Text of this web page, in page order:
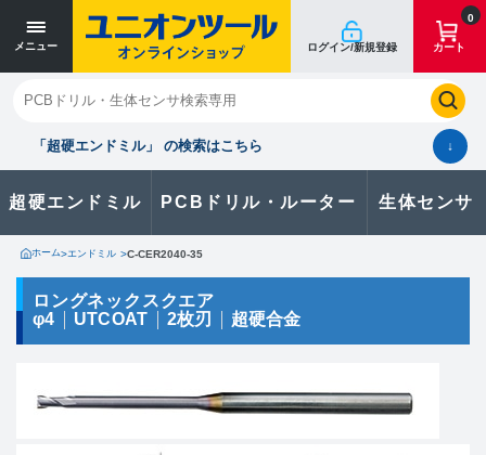
メニュー ログイン/新規登録
0
カート
「超硬エンドミル」 の検索はこちら ↓
超硬エンドミル PCBドリル・ルーター 生体センサ
閉じる
お気に入り クイックオーダー 購入履歴
製品に関するお問い合わせはこちら
お問い合わせ
カタログ一覧
ホーム>エンドミル >C-CER2040-35
ロングネックスクエア
φ4
UTCOAT 2枚刃 超硬合金
寸法単位 [mm]
寸法単位 [mm]